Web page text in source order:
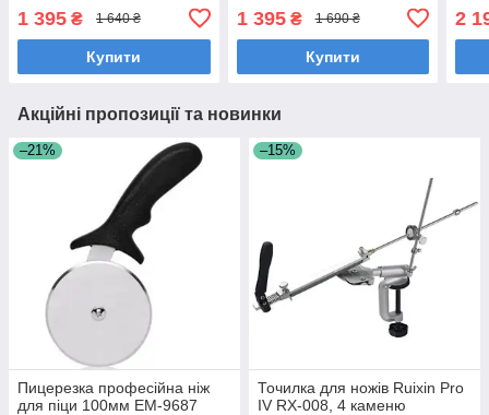
1 395 ₴ 1 640 ₴
Купити
1 395₴ 1 690 ₴
Купити
2
Акційні пропозиції та новинки
–21%
Пицерезка професійна ніж
для піци 100мм EM-9687
–15%
Точилка для ножів Ruixin Pro
IV RX-008, 4 каменю